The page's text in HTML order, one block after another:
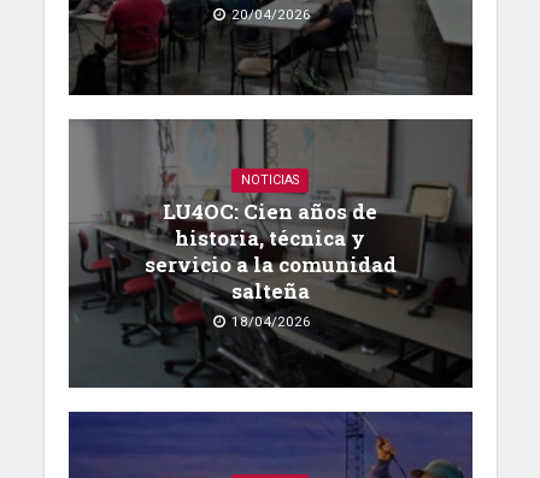
20/04/2026
NOTICIAS
LU4OC: Cien años de
historia, técnica y
servicio a la comunidad
salteña
18/04/2026